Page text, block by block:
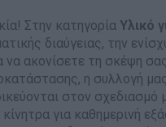
& Μονάδες Αποθήκευσης
Στην κατηγορία Υλικό
διαύγειας, την
να ακονίσετε τη σκέψη
η συλλογή
στον
για καθημερινή